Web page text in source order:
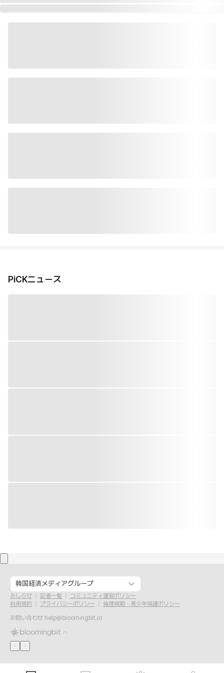
PiCKニュース
韓国経済メディアグループ
おしらせ 記者一覧
コミュニティ運営ポリシー
利用規約
プライバシーポリシー
倫理規範・青少年保護ポリシー
お問い合わせ help@bloomingbit.io